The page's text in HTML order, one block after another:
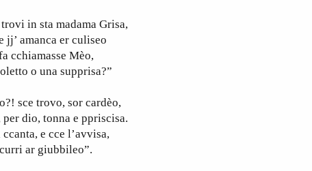
in sta madama Grisa,
jj’ amanca er culiseo
cchiamasse Mèo,
o una supprisa?”
sce trovo, sor cardèo,
per dio, tonna e ppriscisa.
e cce l’avvisa,
ar giubbileo”.